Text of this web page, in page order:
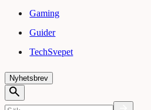
Gaming
Guider
TechSvepet
Nyhetsbrev